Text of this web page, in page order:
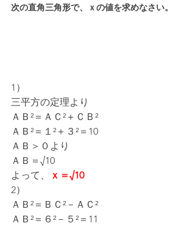
次の直角三角形で、ｘの値を求めなさい。
1）
三平方の定理より
ＡＢ²＝ＡＣ²＋ＣＢ²
ＡＢ²＝１²＋３²＝10
ＡＢ＞０より
ＡＢ＝√10
よって、
ｘ＝√10
2）
ＡＢ²＝ＢＣ²－ＡＣ²
ＡＢ²＝６²－５²＝11